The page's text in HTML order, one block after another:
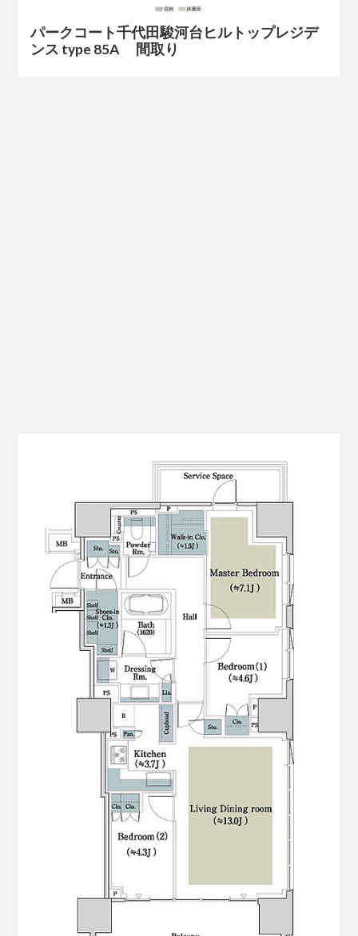
パークコート千代田駿河台ヒルトップレジデ
ンス type 85A 間取り